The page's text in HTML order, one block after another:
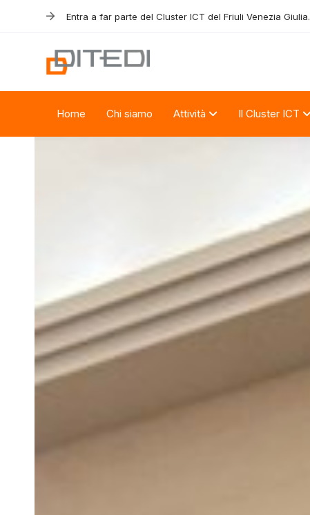
navigation
Entra a far parte del Cluster ICT del Friuli Venezia Giulia.
Home Chi siamo Attività Il Cluster ICT